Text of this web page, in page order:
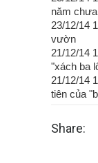
năm
23/12/14
vườn
21/12/14
"xách ba
21/12/14
tiên của
Share: